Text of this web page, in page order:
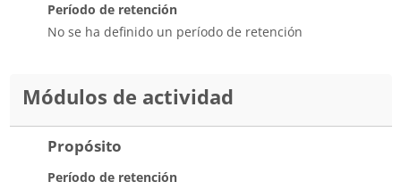
Período de retención
No se ha definido un período de retención
Módulos de actividad
Propósito
Período de retención